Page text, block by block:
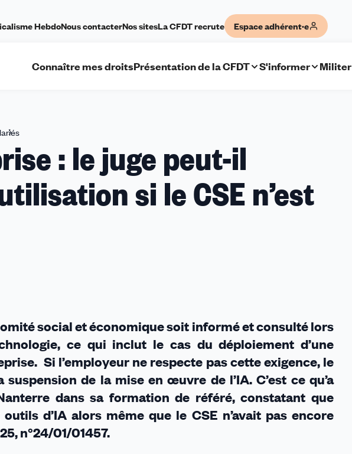
HebdoNous contacterNos sitesLa CFDT recrute Espace adhérent·e
Connaître mes droitsPrésentation de la CFDT S'informer Militer
dans
l’entreprise
le
CSE
n’est
pas
consulté
?
: le juge peut-il
si le CSE n’est
social et économique soit informé et consulté lors
ce qui inclut le cas du déploiement d’une
Si l’employeur ne respecte pas cette exigence, le
de la mise en œuvre de l’IA. C’est ce qu’a
dans sa formation de référé, constatant que
d’IA alors même que le CSE n’avait pas encore
n°24/01/01457.